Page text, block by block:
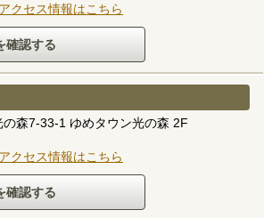
クセス情報はこちら
森7-33-1 ゆめタウン光の森 2F
クセス情報はこちら